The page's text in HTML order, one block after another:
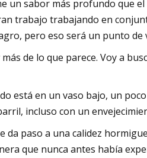
un sabor más profundo que
trabajo trabajando en
pero eso será un punto de
de lo que parece. Voy a
está en un vaso bajo, un
incluso con un
paso a una calidez
que nunca antes había